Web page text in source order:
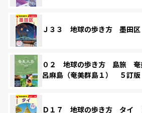
Ｊ３３ 地球の歩き方 墨田区
０２ 地球の歩き方 島旅
呂麻島（奄美群島１） ５訂版
Ｄ１７ 地球の歩き方 タイ